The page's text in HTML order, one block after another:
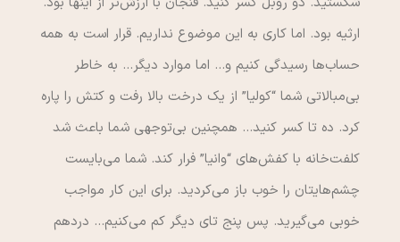
ارثيه بود. اما كاري به اين موضوع نداريم. قرار است به همه
حساب‌ها رسيدگي كنيم و… اما موارد ديگر… به خاطر
بي‌مبالاتي شما “كوليا” از يك درخت بالا رفت و كتش را پاره
كرد. ده تا كسر كنيد… همچنين بي‌توجهي شما باعث شد
كلفت‌خانه با كفش‌هاي “وانيا” فرار كند. شما مي‌بايست
چشم‌هايتان را خوب باز مي‌كرديد. براي اين كار مواجب
خوبي مي‌گيريد. پس پنج تاي ديگر كم مي‌كنيم… دردهم